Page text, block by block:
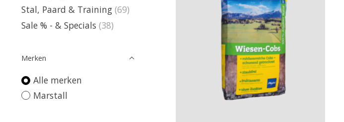
Stal, Paard & Training (69)
Sale % - & Specials (38)
Merken
Alle merken
Marstall